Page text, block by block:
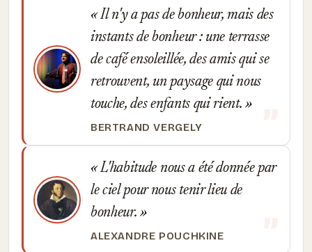
Il n'y a pas de bonheur, mais des
instants de bonheur : une terrasse
de café ensoleillée, des amis qui se
retrouvent, un paysage qui nous
touche, des enfants qui rient.
BERTRAND VERGELY
L'habitude nous a été donnée par
le ciel pour nous tenir lieu de
bonheur.
ALEXANDRE POUCHKINE